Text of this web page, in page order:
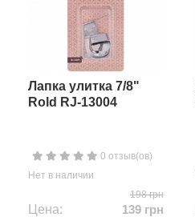
Лапка улитка 7/8"
Rold RJ-13004
0 отзыв(ов)
Нет в наличии
198 грн
Цена: 139 грн